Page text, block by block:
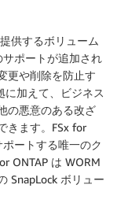
供するボリューム
サポートが追加され
更や削除を防止す
に加えて、ビジネス
の悪意のある改ざ
きます。FSx for
ートする唯一のク
ONTAP は WORM
SnapLock ボリュー